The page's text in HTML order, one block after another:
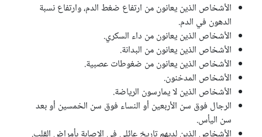
الأشخاص الذين يعانون من ارتفاع ضغط الدم، وارتفاع نسبة
الدهون في الدم.
الأشخاص الذين يعانون من داء السكري.
الأشخاص الذين يعانون من البدانة.
الأشخاص الذين يعانون من ضغوطات عصبية.
الأشخاص المدخنون.
الأشخاص الذين لا يمارسون الرياضة.
الرجال فوق سن الأربعين أو النساء فوق سن الخمسين أو بعد
سن اليأس.